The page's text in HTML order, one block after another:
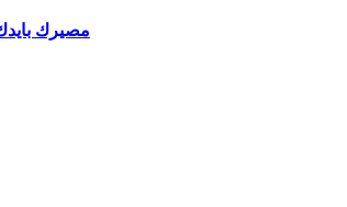
مصيرك بايدك (